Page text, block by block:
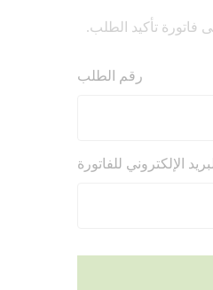
تأكيد الطلب.
رقم الطلب
البريد الإلكتروني للفاتورة